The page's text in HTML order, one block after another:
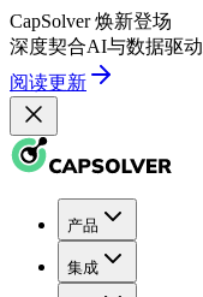
CapSolver 焕新登场
深度契合AI与数据驱动
阅读更新
产品
集成